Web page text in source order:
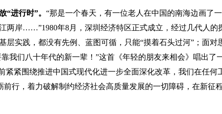
“进行时”。 “那是一个春天，有一位老人在中国的南海边画了
两岸……”1980年8月，深圳经济特区正式成立，经过几代人的
实践，都没有先例、蓝图可循，只能“摸着石头过河”；面对
我们八十年代的新一辈！”这首《年轻的朋友来相会》唱出了
紧围绕推进中国式现代化进一步全面深化改革，我们在任何
前行，着力破解制约经济社会高质量发展的一切障碍，在新征